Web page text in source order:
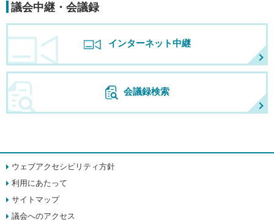
議会中継・会議録
インターネット中継
会議録検索
ウェブアクセシビリティ方針
利用にあたって
サイトマップ
議会へのアクセス